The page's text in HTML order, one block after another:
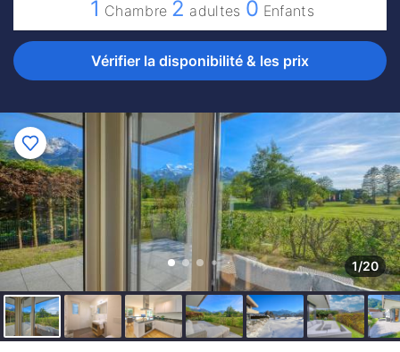
1 Chambre 2 adultes 0 Enfants
Vérifier la disponibilité & les prix
1/20